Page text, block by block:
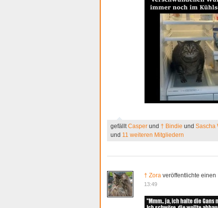
gefälltCasper und † Bindie und Sascha
und 11 weiteren Mitgliedern
† Zora veröffentlichte einen
13:49